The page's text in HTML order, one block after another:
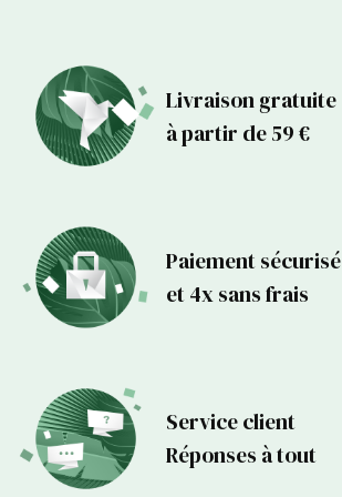
enfant, poster ludique apprentissage formes,
formes, affiche éducative formes.
Les meilleurs endroits
formes pour enfants
Vous vous demandez où accrocher notre
l'apprentissage de votre enfant de manière
Que ce soit dans la chambre, la salle de jeux,
même dans un espace communautaire, notre
des formes trouvera sa place idéale pour
l'environnement éducatif de votre enfant.
Livraison gratuite
à partir de 59 €
Paiement sécurisé
et 4x sans frais
Service client
Réponses à tout